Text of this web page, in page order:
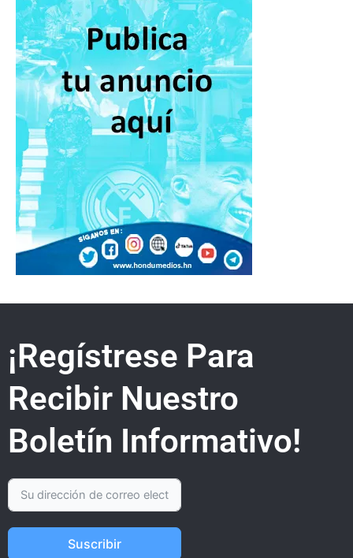
¡Regístrese Para
Recibir Nuestro
Boletín Informativo!
Suscribir